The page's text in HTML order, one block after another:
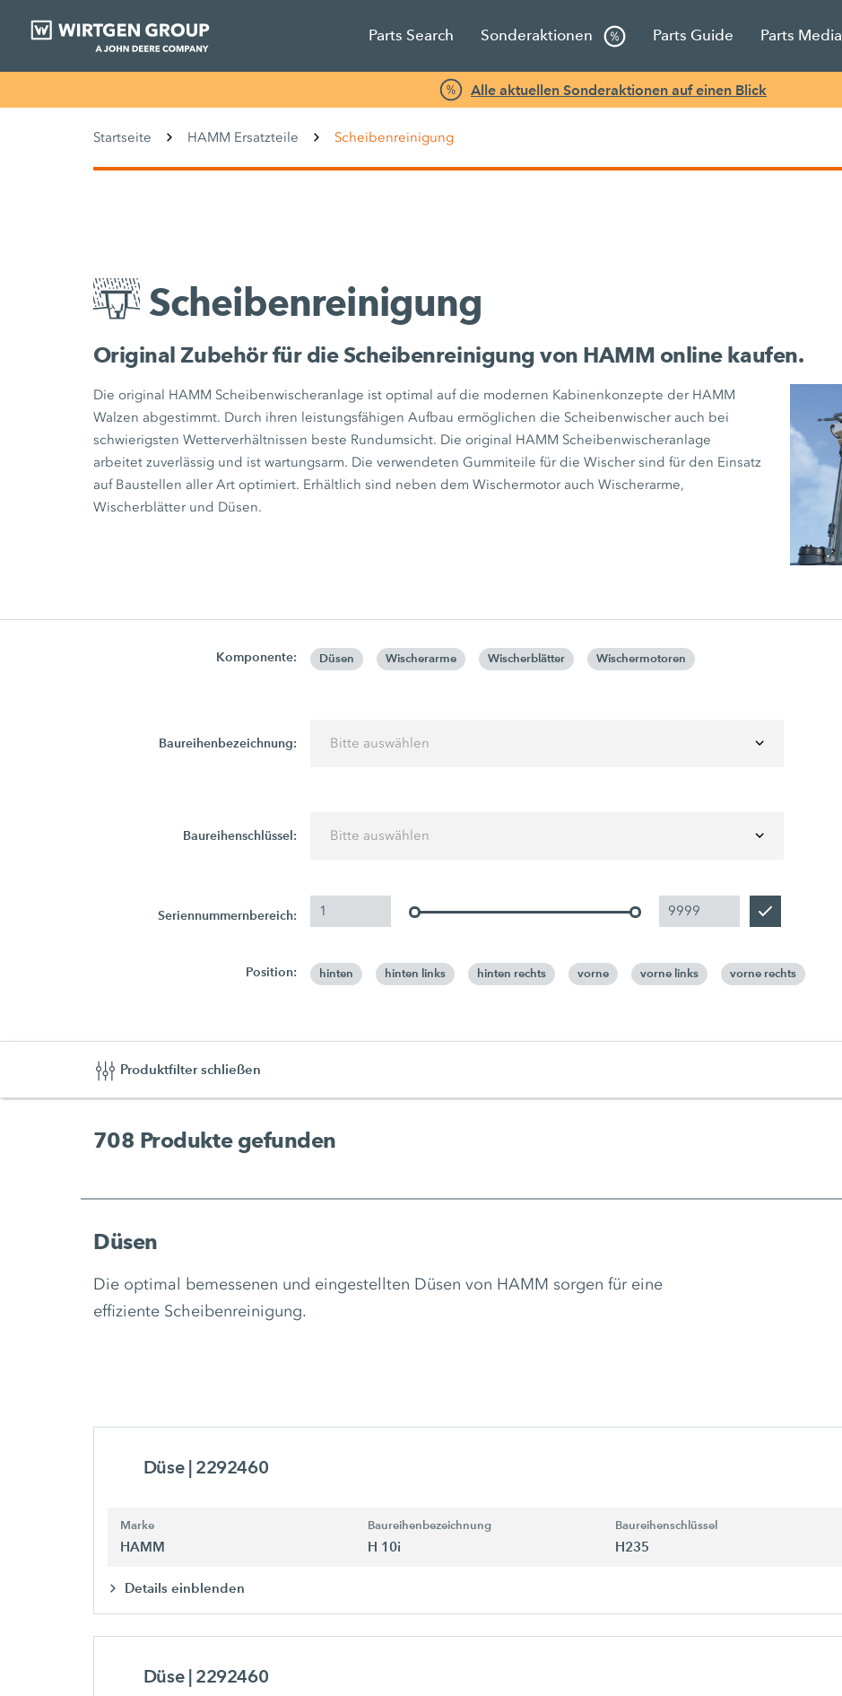
Parts Search Sonderaktionen Parts Guide Parts Media
Alle aktuellen Sonderaktionen auf einen Blick
Startseite HAMM Ersatzteile Scheibenreinigung
Scheibenreinigung
Original Zubehör für die Scheibenreinigung von HAMM online kaufen.
Die original HAMM Scheibenwischeranlage ist optimal auf die modernen Kabinenkonzepte der HAMM
Walzen abgestimmt. Durch ihren leistungsfähigen Aufbau ermöglichen die Scheibenwischer auch bei
schwierigsten Wetterverhältnissen beste Rundumsicht. Die original HAMM Scheibenwischeranlage
arbeitet zuverlässig und ist wartungsarm. Die verwendeten Gummiteile für die Wischer sind für den Einsatz
auf Baustellen aller Art optimiert. Erhältlich sind neben dem Wischermotor auch Wischerarme,
Wischerblätter und Düsen.
Komponente: Düsen Wischerarme Wischerblätter Wischermotoren
Baureihenbezeichnung: Bitte auswählen
Baureihenschlüssel: Bitte auswählen
Seriennummernbereich:
Position: hinten hinten links hinten rechts vorne vorne links vorne rechts
Produktfilter schließen
708 Produkte gefunden
Düsen
Die optimal bemessenen und eingestellten Düsen von HAMM sorgen für eine
effiziente Scheibenreinigung.
Düse | 2292460
Marke
HAMM
Baureihenbezeichnung
H 10i
Baureihenschlüssel
H235
Details einblenden
Düse | 2292460